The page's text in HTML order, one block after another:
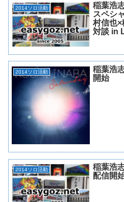
2014ソロ活動
稲葉浩
スペシ
村信也×
対談 in
2014ソロ活動
稲葉浩
開始
2014ソロ活動
稲葉浩
配信開